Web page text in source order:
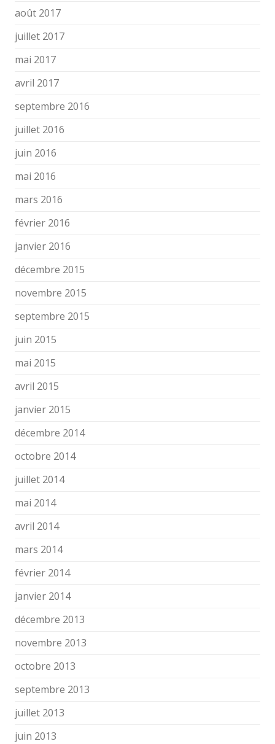
août 2017
juillet 2017
mai 2017
avril 2017
septembre 2016
juillet 2016
juin 2016
mai 2016
mars 2016
février 2016
janvier 2016
décembre 2015
novembre 2015
septembre 2015
juin 2015
mai 2015
avril 2015
janvier 2015
décembre 2014
octobre 2014
juillet 2014
mai 2014
avril 2014
mars 2014
février 2014
janvier 2014
décembre 2013
novembre 2013
octobre 2013
septembre 2013
juillet 2013
juin 2013